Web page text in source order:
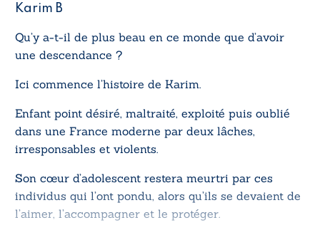
Karim B
Qu’y a-t-il de plus beau en ce monde que d’avoir
une descendance ?
Ici commence l’histoire de Karim.
Enfant point désiré, maltraité, exploité puis oublié
dans une France moderne par deux lâches,
irresponsables et violents.
Son cœur d’adolescent restera meurtri par ces
individus qui l’ont pondu, alors qu’ils se devaient de
l’aimer, l’accompagner et le protéger.